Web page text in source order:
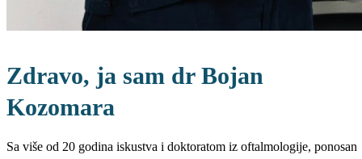
Zdravo, ja sam dr Bojan
Kozomara
Sa više od 20 godina iskustva i doktoratom iz oftalmologije, ponosan